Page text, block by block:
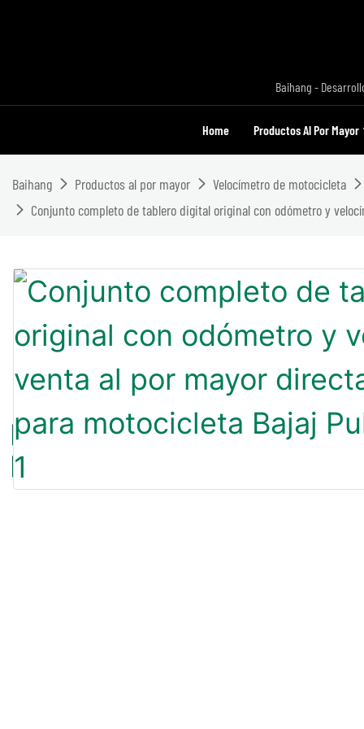
Baihang -
Home Productos Al Por Mayor
Baihang Productos al por mayor Velocímetro de motocicleta
Conjunto completo de tablero digital original con odómetro y